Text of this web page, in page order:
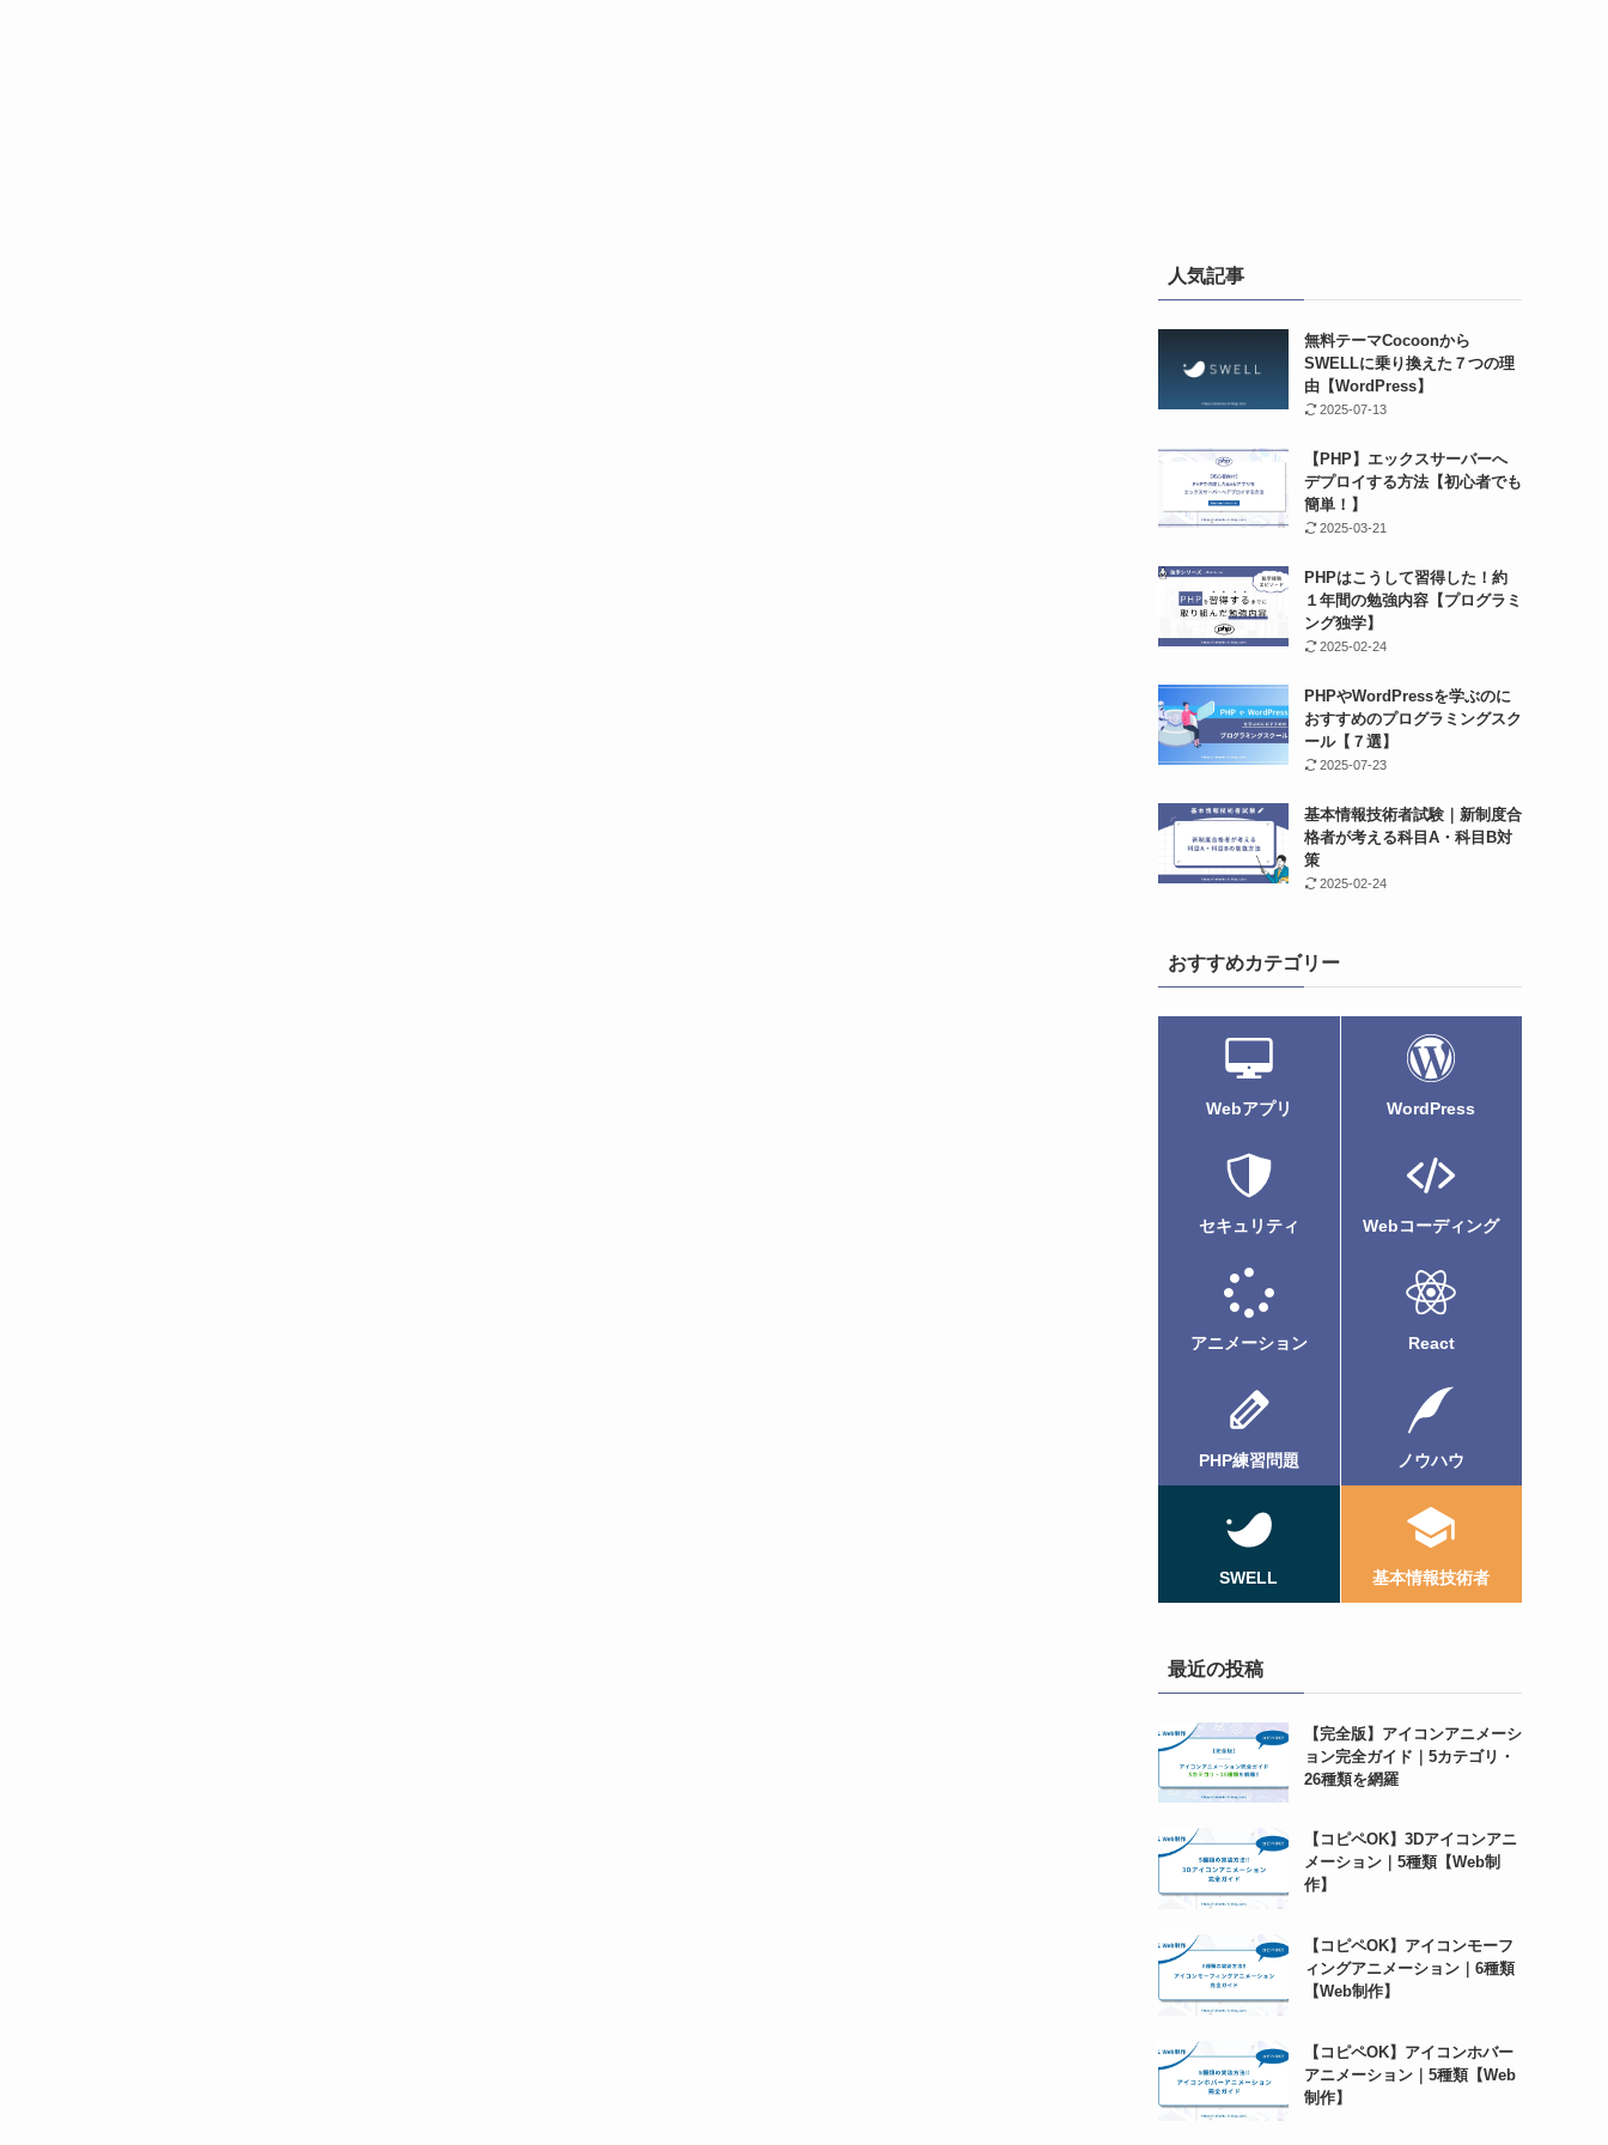
人気記事
無料テーマCocoonから
SWELLに乗り換えた７つの理
由【WordPress】
2025-07-13
【PHP】エックスサーバーへ
デプロイする方法【初心者でも
簡単！】
2025-03-21
PHPはこうして習得した！約
１年間の勉強内容【プログラミ
ング独学】
2025-02-24
PHPやWordPressを学ぶのに
おすすめのプログラミングスク
ール【７選】
2025-07-23
基本情報技術者試験｜新制度合
格者が考える科目A・科目B対
策
2025-02-24
おすすめカテゴリー
Webアプリ WordPress
セキュリティ Webコーディング
アニメーション React
PHP練習問題 ノウハウ
SWELL 基本情報技術者
最近の投稿
【完全版】アイコンアニメーシ
ョン完全ガイド｜5カテゴリ・
26種類を網羅
【コピペOK】3Dアイコンアニ
メーション｜5種類【Web制
作】
【コピペOK】アイコンモーフ
ィングアニメーション｜6種類
【Web制作】
【コピペOK】アイコンホバー
アニメーション｜5種類【Web
制作】